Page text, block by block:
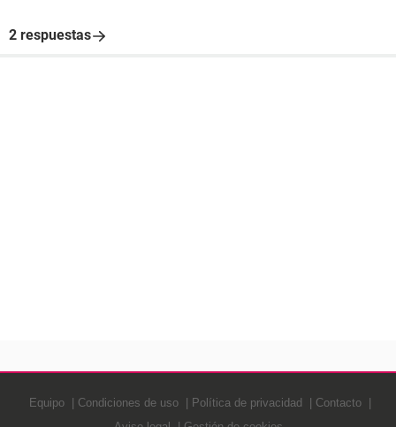
2 respuestas
Equipo Condiciones de uso Política de privacidad
Contacto